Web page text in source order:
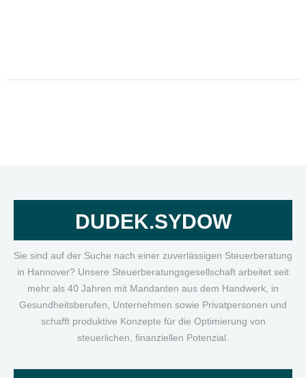
DUDEK.SYDOW
Sie sind auf der Suche nach einer zuverlässigen Steuerberatung
in Hannover? Unsere Steuerberatungsgesellschaft arbeitet seit
mehr als 40 Jahren mit Mandanten aus dem Handwerk, in
Gesundheitsberufen, Unternehmen sowie Privatpersonen und
schafft produktive Konzepte für die Optimierung von
steuerlichen, finanziellen Potenzial.